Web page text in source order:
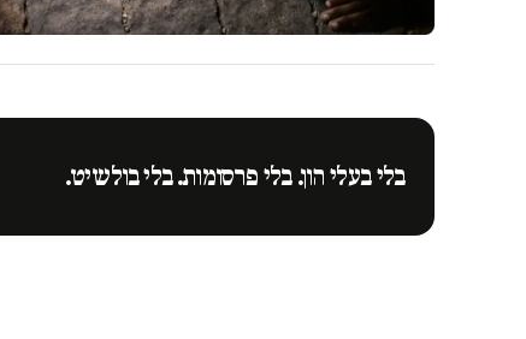
בלי בעלי הון. בלי פרסומות. בלי בולשיט.